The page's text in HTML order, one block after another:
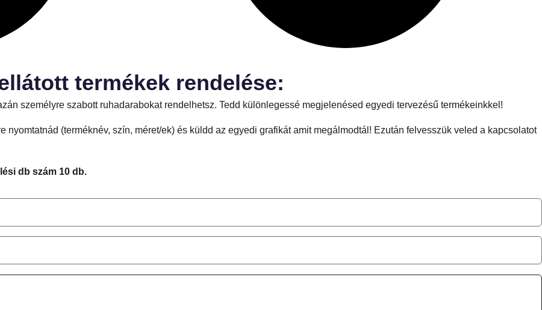
termékek rendelése:
személyre szabott ruhadarabokat rendelhetsz. Tedd különlegessé megjelenésed egyedi tervezésű termékeinkkel!
(terméknév, szín, méret/ek) és küldd az egyedi grafikát amit megálmodtál! Ezután felvesszük veled a kapcsolatot
db szám 10 db.